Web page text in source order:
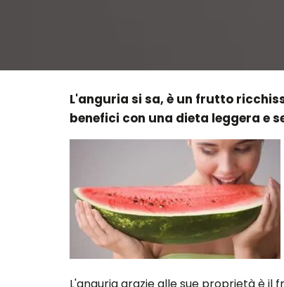
L'anguria si sa, è un frutto
benefici con una dieta leggera e